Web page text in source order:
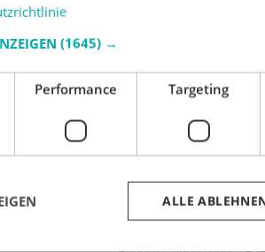
Sie erhalten Informationen über Produkte,
falls Sie dies wünschen.
HÄNDLER
(1645) →
Performance Targeting
ALLE